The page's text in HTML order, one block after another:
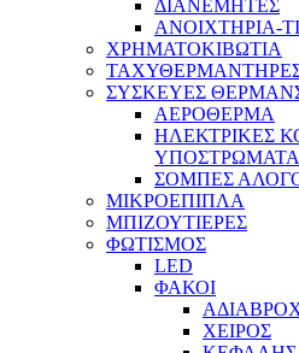
ΔΙΑΝΕΜΗΤΕΣ
ΑΝΟΙΧΤΗΡΙΑ-
ΧΡΗΜΑΤΟΚΙΒΩΤΙΑ
ΣΥΣΚΕΥΕΣ
ΑΕΡΟΘΕΡΜΑ
ΗΛΕΚΤΡΙΚΕΣ
ΥΠΟΣΤΡΩΜΑΤΑ
ΣΟΜΠΕΣ
ΜΙΚΡΟΕΠΙΠΛΑ
ΜΠΙΖΟΥΤΙΕΡΕΣ
ΦΩΤΙΣΜΟΣ
LED
ΦΑΚΟΙ
ΧΕΙΡΟΣ